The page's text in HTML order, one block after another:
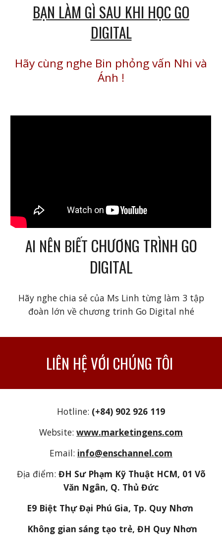
BẠN LÀM GÌ SAU KHI HỌC GO
DIGITAL
Hãy cùng nghe Bin phỏng vấn Nhi và
Ánh !
AI NÊN BIẾT CHƯƠNG TRÌNH GO
DIGITAL
Hãy nghe chia sẻ của Ms Linh từng làm 3 tập
đoàn lớn về chương trinh Go Digital nhé
LIÊN HỆ VỚI CHÚNG TÔI
Hotline: (+84) 902 926 119
Website: www.marketingens.com
Email: info@enschannel.com
Địa điểm: ĐH Sư Phạm Kỹ Thuật HCM, 01 Võ
Văn Ngân, Q. Thủ Đức
E9 Biệt Thự Đại Phú Gia, Tp. Quy Nhơn
Không gian sáng tạo trẻ, ĐH Quy Nhơn